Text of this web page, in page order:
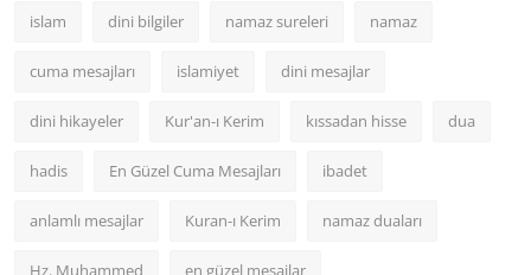
islam dini bilgiler namaz sureleri namaz
cuma mesajları islamiyet dini mesajlar
dini hikayeler Kur'an-ı Kerim kıssadan hisse dua
hadis En Güzel Cuma Mesajları ibadet
anlamlı mesajlar Kuran-ı Kerim namaz duaları
Hz. Muhammed en güzel mesajlar